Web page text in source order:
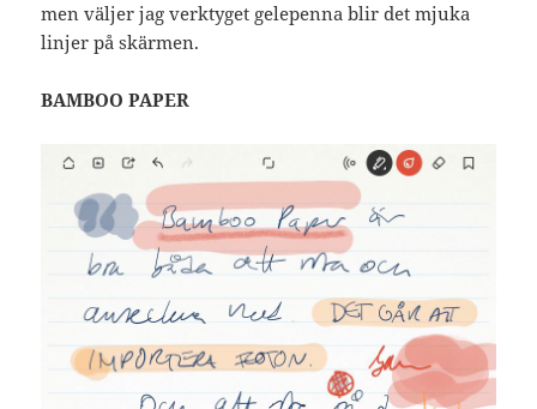
men väljer jag verktyget gelepenna blir det mjuka
linjer på skärmen.
BAMBOO PAPER